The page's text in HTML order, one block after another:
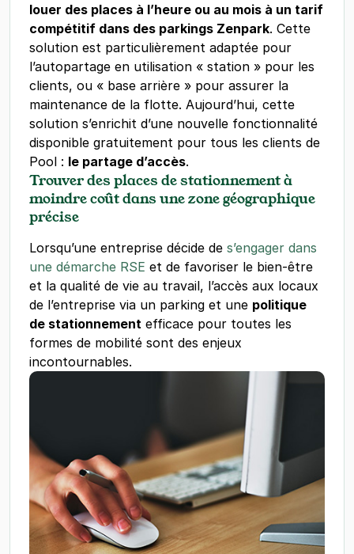
louer des places à l’heure ou au mois à un tarif
compétitif dans des parkings Zenpark. Cette
solution est particulièrement adaptée pour
l’autopartage en utilisation « station » pour les
clients, ou « base arrière » pour assurer la
maintenance de la flotte. Aujourd’hui, cette
solution s’enrichit d’une nouvelle fonctionnalité
disponible gratuitement pour tous les clients de
Pool : le partage d’accès.
Trouver des places de stationnement à
moindre coût dans une zone géographique
précise
Lorsqu’une entreprise décide de s’engager dans
une démarche RSE et de favoriser le bien-être
et la qualité de vie au travail, l’accès aux locaux
de l’entreprise via un parking et une politique
de stationnement efficace pour toutes les
formes de mobilité sont des enjeux
incontournables.